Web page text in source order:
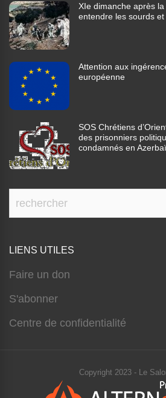
XIe dimanche après
entendre les sourds
Attention aux
européenne
SOS Chrétiens
des prisonniers
condamnés en
LIENS UTILES
Faire un don
S'abonner
Centre de confidentialité
Copyright 2023 - Le